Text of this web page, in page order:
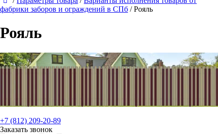
фабрики заборов и ограждений в СПб / Рояль
Рояль
+7 (812) 209-20-89
Заказать звонок